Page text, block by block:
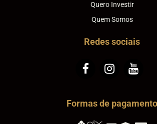
Quero Investir
Quem Somos
Redes sociais
Formas de pagamento